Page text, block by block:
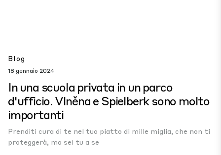
Blog
18 gennaio 2024
In una scuola privata in un parco
d'ufficio. Vlněna e Spielberk sono molto
importanti
Prenditi cura di te nel tuo piatto di mille miglia, che non ti
proteggerà, ma sei tu a se